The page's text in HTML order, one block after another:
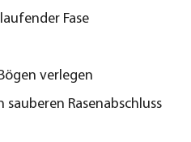
Fase
verlegen
Rasenabschluss